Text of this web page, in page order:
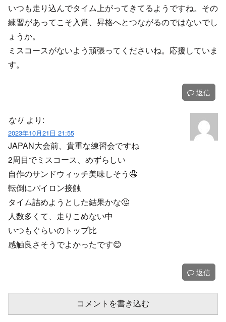
いつも走り込んでタイム上がってきてるようですね。その
練習があってこそ入賞、昇格へとつながるのではないでし
ょうか。
ミスコースがないよう頑張ってくださいね。応援していま
す。
返信
なり より:
2023年10月21日 21:55
JAPAN大会前、貴重な練習会ですね
2周目でミスコース、めずらしい
自作のサンドウィッチ美味しそう🤤
転倒にパイロン接触
タイム詰めようとした結果かな🤔
人数多くて、走りこめない中
いつもぐらいのトップ比
感触良さそうでよかったです😊
返信
コメントを書き込む